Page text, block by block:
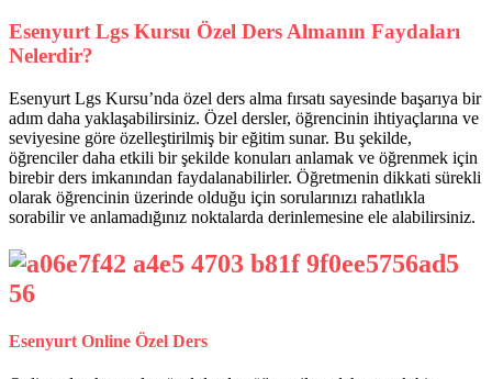
Esenyurt Lgs Kursu Özel Ders Almanın Faydaları
Nelerdir?
Esenyurt Lgs Kursu’nda özel ders alma fırsatı sayesinde başarıya bir
adım daha yaklaşabilirsiniz. Özel dersler, öğrencinin ihtiyaçlarına ve
seviyesine göre özelleştirilmiş bir eğitim sunar. Bu şekilde,
öğrenciler daha etkili bir şekilde konuları anlamak ve öğrenmek için
birebir ders imkanından faydalanabilirler. Öğretmenin dikkati sürekli
olarak öğrencinin üzerinde olduğu için sorularınızı rahatlıkla
sorabilir ve anlamadığınız noktalarda derinlemesine ele alabilirsiniz.
Esenyurt Online Özel Ders